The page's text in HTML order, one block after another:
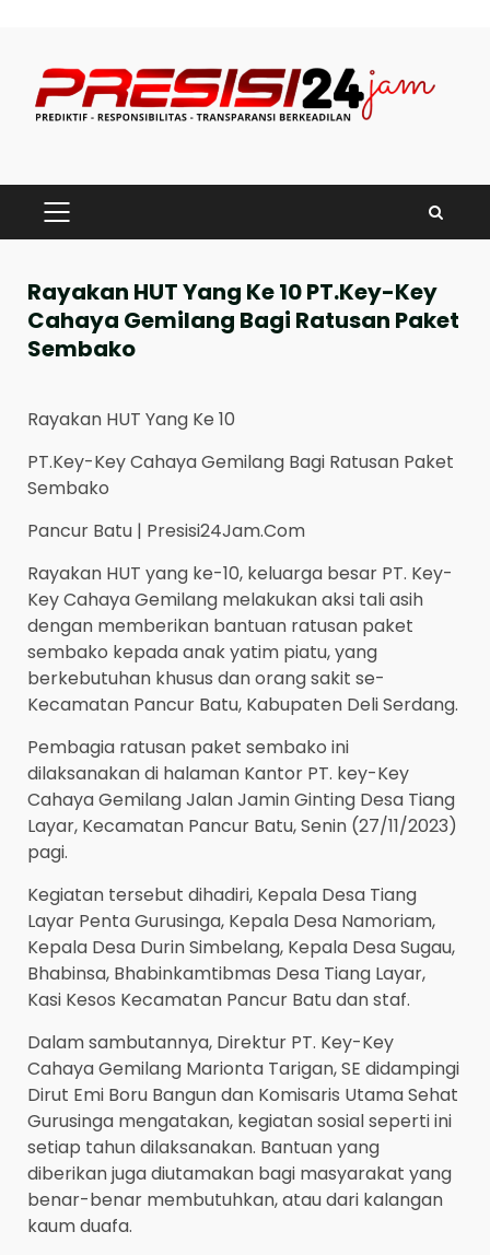
content
PRIMARY
MENU
Rayakan HUT Yang Ke 10 PT.Key-Key
Cahaya Gemilang Bagi Ratusan Paket
Sembako
Rayakan HUT Yang Ke 10
PT.Key-Key Cahaya Gemilang Bagi Ratusan Paket
Sembako
Pancur Batu | Presisi24Jam.Com
Rayakan HUT yang ke-10, keluarga besar PT. Key-
Key Cahaya Gemilang melakukan aksi tali asih
dengan memberikan bantuan ratusan paket
sembako kepada anak yatim piatu, yang
berkebutuhan khusus dan orang sakit se-
Kecamatan Pancur Batu, Kabupaten Deli Serdang.
Pembagia ratusan paket sembako ini
dilaksanakan di halaman Kantor PT. key-Key
Cahaya Gemilang Jalan Jamin Ginting Desa Tiang
Layar, Kecamatan Pancur Batu, Senin (27/11/2023)
pagi.
Kegiatan tersebut dihadiri, Kepala Desa Tiang
Layar Penta Gurusinga, Kepala Desa Namoriam,
Kepala Desa Durin Simbelang, Kepala Desa Sugau,
Bhabinsa, Bhabinkamtibmas Desa Tiang Layar,
Kasi Kesos Kecamatan Pancur Batu dan staf.
Dalam sambutannya, Direktur PT. Key-Key
Cahaya Gemilang Marionta Tarigan, SE didampingi
Dirut Emi Boru Bangun dan Komisaris Utama Sehat
Gurusinga mengatakan, kegiatan sosial seperti ini
setiap tahun dilaksanakan. Bantuan yang
diberikan juga diutamakan bagi masyarakat yang
benar-benar membutuhkan, atau dari kalangan
kaum duafa.